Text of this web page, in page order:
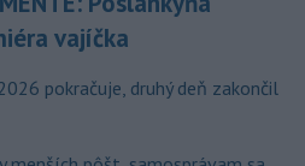
vajíčka
pokračuje, druhý deň zakončil